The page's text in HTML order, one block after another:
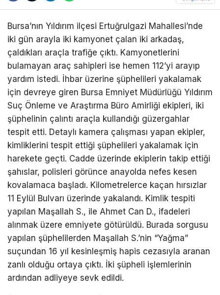
Bursa’nın Yıldırım ilçesi Ertuğrulgazi Mahallesi’nde
iki gün arayla iki kamyonet çalan iki arkadaş,
çaldıkları araçla trafiğe çıktı. Kamyonetlerini
bulamayan araç sahipleri ise hemen 112’yi arayıp
yardım istedi. İhbar üzerine şüphelileri yakalamak
için devreye giren Bursa Emniyet Müdürlüğü Yıldırım
Suç Önleme ve Araştırma Büro Amirliği ekipleri, iki
şüphelinin çalıntı araçla kullandığı güzergahlar
tespit etti. Detaylı kamera çalışması yapan ekipler,
kimliklerini tespit ettiği şüphelileri yakalamak için
harekete geçti. Cadde üzerinde ekiplerin takip ettiği
şahıslar, polisleri görünce anayolda nefes kesen
kovalamaca başladı. Kilometrelerce kaçan hırsızlar
11 Eylül Bulvarı üzerinde yakalandı. Kimlik tespiti
yapılan Maşallah S., ile Ahmet Can D., ifadeleri
alınmak üzere emniyete götürüldü. Burada sorgusu
yapılan şüphelilerden Maşallah S.’nin “Yağma”
suçundan 16 yıl kesinleşmiş hapis cezasıyla aranan
zanlı olduğu ortaya çıktı. İki şüpheli işlemlerinin
ardından adliyeye sevk edildi.